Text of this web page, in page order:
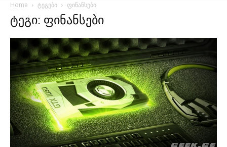
Home ტეგები ფინანსები
ტეგი: ფინანსები